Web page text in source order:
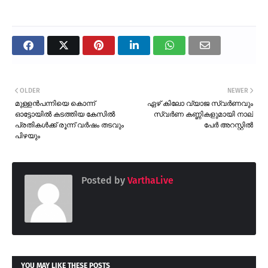
NEWER
ഏഴ് കിലോ വ്യാജ സ്വർണവും
സ്വർണ കണ്ണികളുമായി നാല്
പേർ അറസ്റ്റിൽ
OLDER
മുള്ളൻപന്നിയെ കൊന്ന്
ഓട്ടോയിൽ കടത്തിയ കേസിൽ
പ്രതികൾക്ക് രൂന്ന് വർഷം തടവും
പിഴയും
Posted by VarthaLive
YOU MAY LIKE THESE POSTS